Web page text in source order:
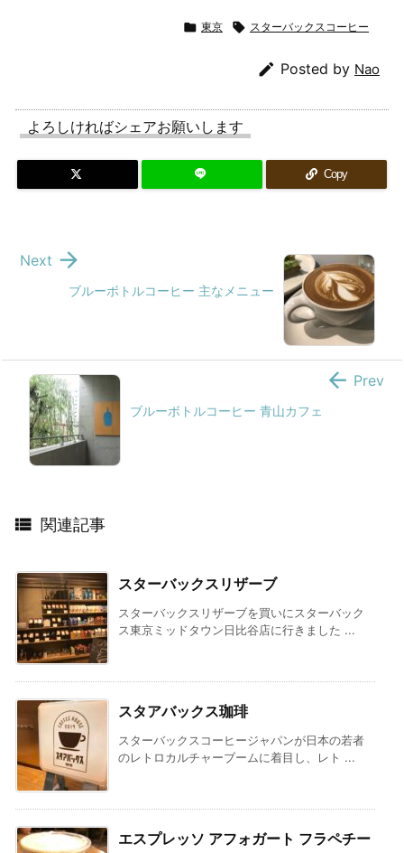
 東京  スターバックスコーヒー
 Posted by Nao
よろしければシェアお願いします
Copy
ブルーボトルコーヒー 主なメニュー

Next
ブルーボトルコーヒー 青山カフェ
 Prev
 関連記事
スターバックスリザーブ
スターバックスリザーブを買いにスターバック
ス東京ミッドタウン日比谷店に行きました ...
スタアバックス珈琲
スターバックスコーヒージャパンが日本の若者
のレトロカルチャーブームに着目し、レト ...
エスプレッソ アフォガート フラペチー